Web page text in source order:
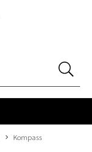
Kompass